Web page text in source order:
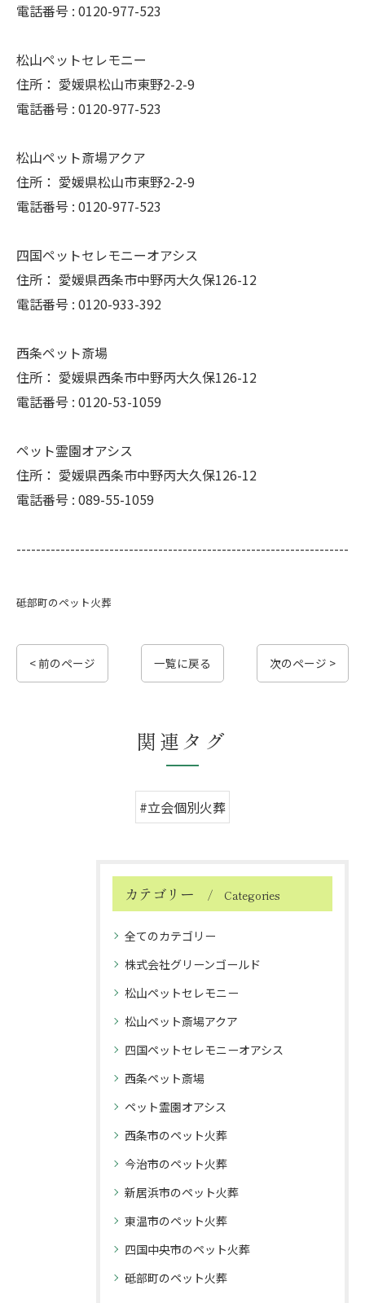
電話番号 : 0120-977-523
松山ペットセレモニー
住所： 愛媛県松山市東野2-2-9
電話番号 : 0120-977-523
松山ペット斎場アクア
住所： 愛媛県松山市東野2-2-9
電話番号 : 0120-977-523
四国ペットセレモニーオアシス
住所： 愛媛県西条市中野丙大久保126-12
電話番号 : 0120-933-392
西条ペット斎場
住所： 愛媛県西条市中野丙大久保126-12
電話番号 : 0120-53-1059
ペット霊園オアシス
住所： 愛媛県西条市中野丙大久保126-12
電話番号 : 089-55-1059
--------------------------------------------------------------------
砥部町のペット火葬
< 前のページ 一覧に戻る 次のページ >
関連タグ
#立会個別火葬
カテゴリー Categories
全てのカテゴリー
株式会社グリーンゴールド
松山ペットセレモニー
松山ペット斎場アクア
四国ペットセレモニーオアシス
西条ペット斎場
ペット霊園オアシス
西条市のペット火葬
今治市のペット火葬
新居浜市のペット火葬
東温市のペット火葬
四国中央市のペット火葬
砥部町のペット火葬